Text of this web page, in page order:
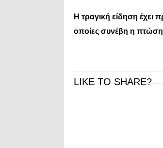
Η τραγική είδηση έχει
οποίες συνέβη η πτώση,
LIKE TO SHARE?